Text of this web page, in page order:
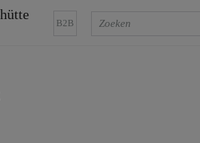
B2B